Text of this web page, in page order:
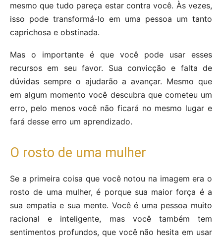
mesmo que tudo pareça estar contra você. Às vezes,
isso pode transformá-lo em uma pessoa um tanto
caprichosa e obstinada.
Mas o importante é que você pode usar esses
recursos em seu favor. Sua convicção e falta de
dúvidas sempre o ajudarão a avançar. Mesmo que
em algum momento você descubra que cometeu um
erro, pelo menos você não ficará no mesmo lugar e
fará desse erro um aprendizado.
O rosto de uma mulher
Se a primeira coisa que você notou na imagem era o
rosto de uma mulher, é porque sua maior força é a
sua empatia e sua mente. Você é uma pessoa muito
racional e inteligente, mas você também tem
sentimentos profundos, que você não hesita em usar